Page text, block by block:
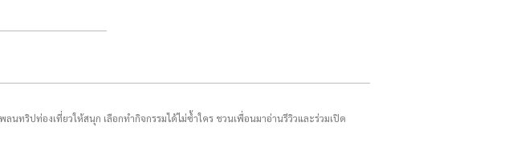
นทริปท่องเที่ยวให้สนุก เลือกทำกิจกรรมได้ไม่ซ้ำใคร ชวนเพื่อนมาอ่านรีวิวและร่วมเปิด